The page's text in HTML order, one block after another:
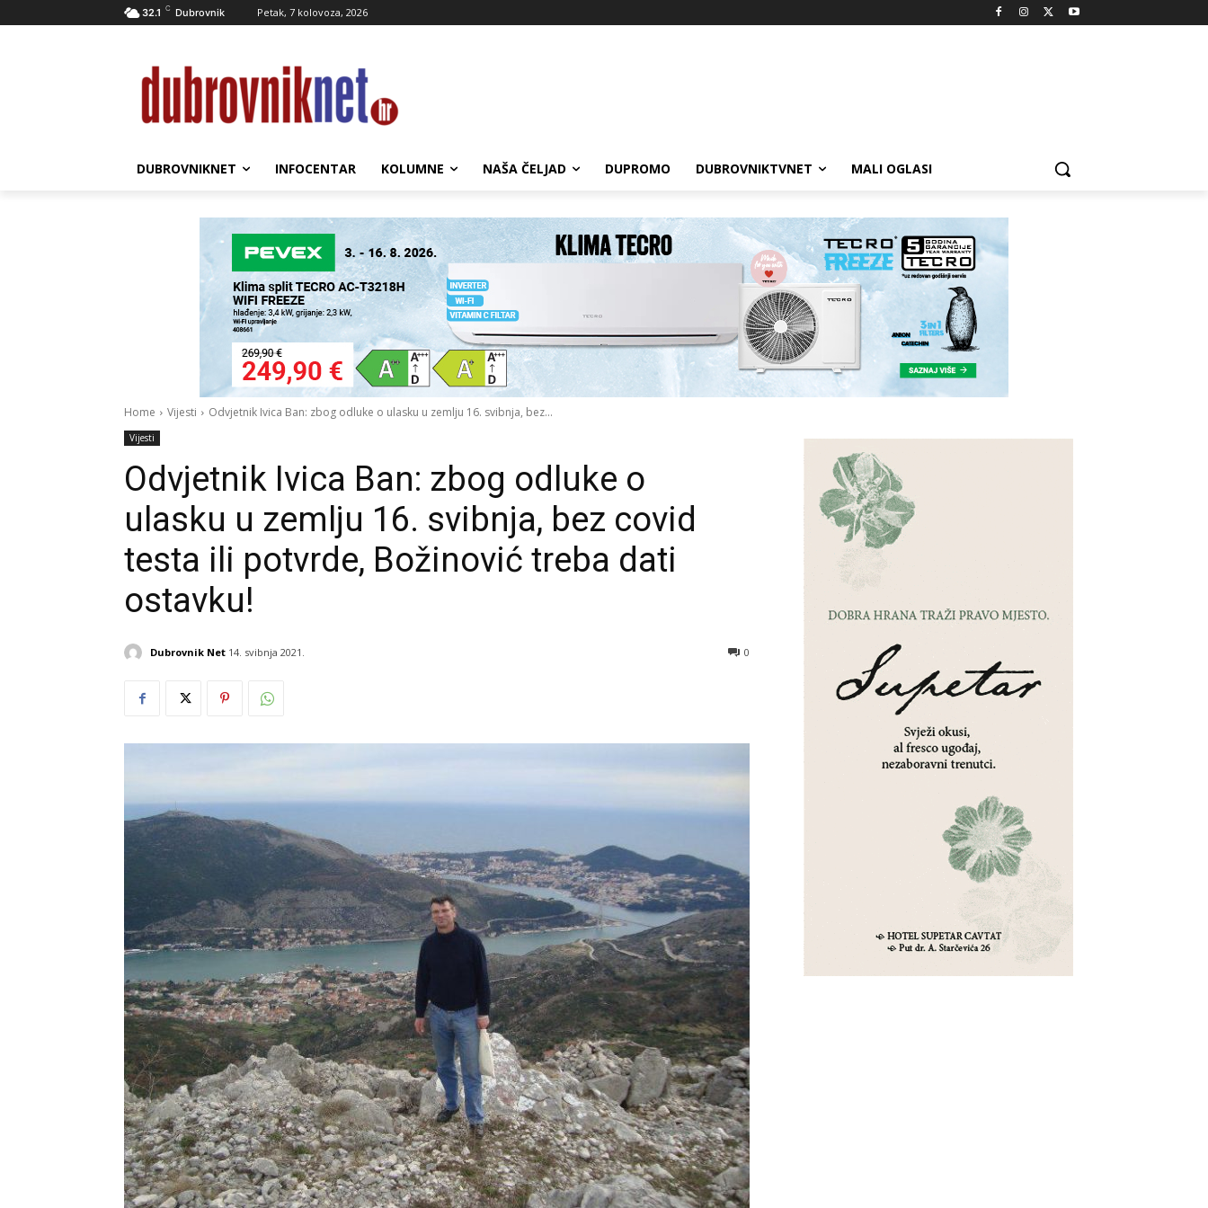
32.1 C Dubrovnik Petak, 7 kolovoza, 2026
DUBROVNIKNET INFOCENTAR KOLUMNE NAŠA ČELJAD DUPROMO DUBROVNIKTVNET MALI OGLASI
Home Vijesti Odvjetnik Ivica Ban: zbog odluke o ulasku u zemlju 16. svibnja, bez...
Vijesti
Odvjetnik Ivica Ban: zbog odluke o
ulasku u zemlju 16. svibnja, bez covid
testa ili potvrde, Božinović treba dati
ostavku!
Dubrovnik Net 14. svibnja 2021. 0